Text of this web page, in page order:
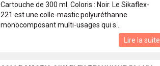
Cartouche de 300 ml. Coloris : Noir. Le Sikaflex-
221 est une colle-mastic polyuréthanne
monocomposant multi-usages qui s...
Lire la suite